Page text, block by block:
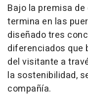
Bajo la premisa
termina en las
diseñado tres
diferenciados que
del visitante a
la sostenibilidad,
compañía.